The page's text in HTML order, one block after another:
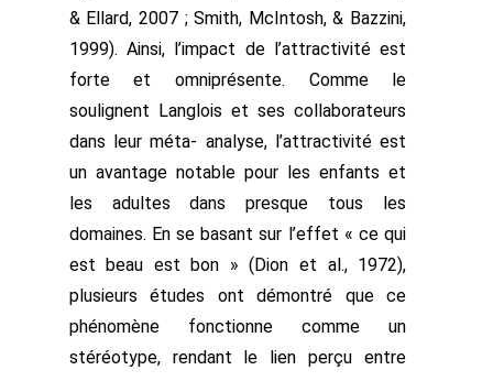
& Ellard, 2007 ; Smith, McIntosh, & Bazzini,
1999). Ainsi, l’impact de l’attractivité est
forte et omniprésente. Comme le
soulignent Langlois et ses collaborateurs
dans leur méta- analyse, l’attractivité est
un avantage notable pour les enfants et
les adultes dans presque tous les
domaines. En se basant sur l’effet « ce qui
est beau est bon » (Dion et al., 1972),
plusieurs études ont démontré que ce
phénomène fonctionne comme un
stéréotype, rendant le lien perçu entre